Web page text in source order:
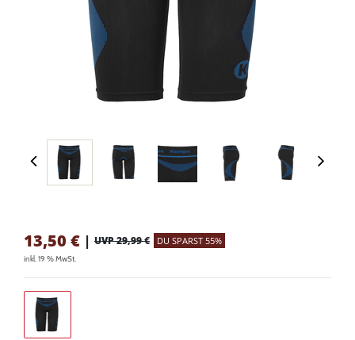
13,50 € | UVP 29,99 € DU SPARST 55%
inkl. 19 % MwSt.